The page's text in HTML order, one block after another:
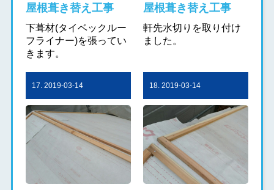
屋根葺き替え工事
下葺材(タイベックルー
フライナー)を張ってい
きます。
屋根葺き替え工事
軒先水切りを取り付け
ました。
17. 2019-03-14 18. 2019-03-14